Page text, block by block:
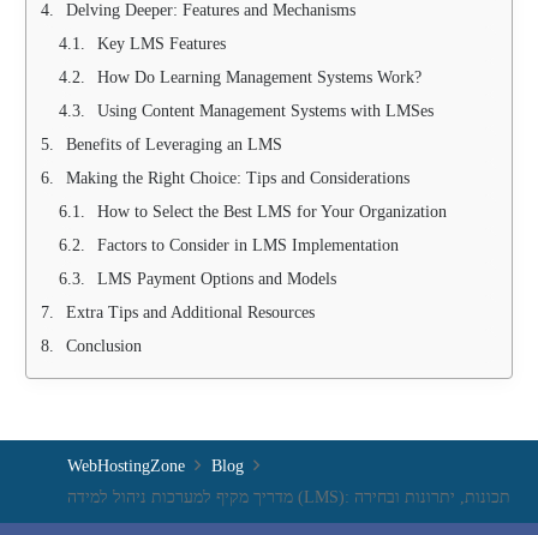
Delving Deeper: Features and Mechanisms
Key LMS Features
How Do Learning Management Systems Work?
Using Content Management Systems with LMSes
Benefits of Leveraging an LMS
Making the Right Choice: Tips and Considerations
How to Select the Best LMS for Your Organization
Factors to Consider in LMS Implementation
LMS Payment Options and Models
Extra Tips and Additional Resources
Conclusion
WebHostingZone
Blog
מדריך מקיף למערכות ניהול למידה (LMS): תכונות, יתרונות ובחירה